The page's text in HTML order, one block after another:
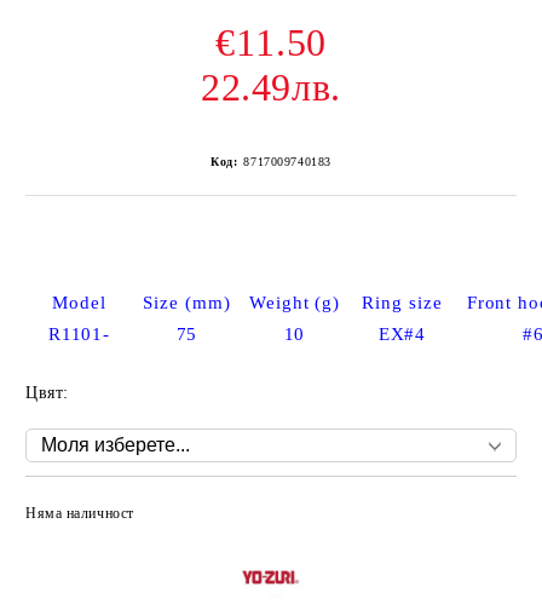
€11.50
22.49лв.
Код: 8717009740183
Model Size (mm) Weight (g) Ring size
Front
R1101-
75 10 EX#4
Цвят:
Няма наличност